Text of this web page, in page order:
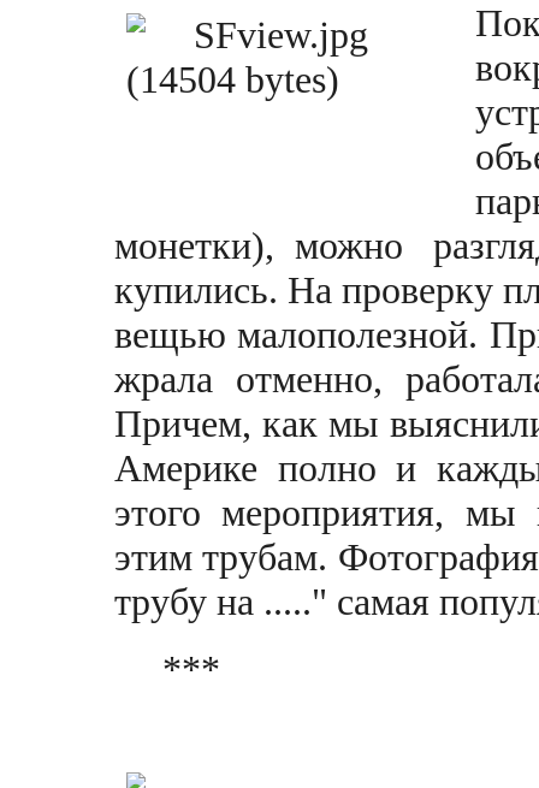
монетки), можно
купились. На проверку
вещью малополезной.
жрала отменно,
Причем, как мы вы
Америке полно и
этого мероприятия, мы
этим трубам.
трубу на ....." самая
***